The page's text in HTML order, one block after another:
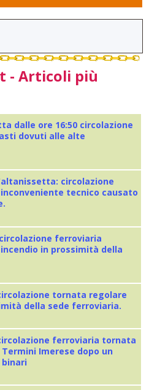
- Articoli più
dalle ore 16:50 circolazione
dovuti alle alte
circolazione
tecnico causato
ferroviaria
in prossimità della
tornata regolare
della sede ferroviaria.
ferroviaria tornata
Imerese dopo un